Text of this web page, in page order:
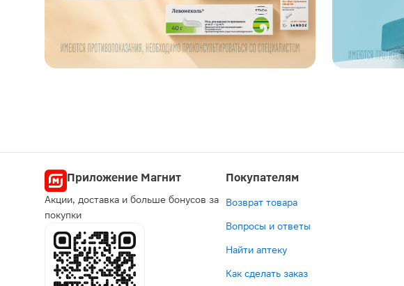
Приложение Магнит
Акции, доставка и больше бонусов за
покупки
Покупателям
Возврат товара
Вопросы и ответы
Найти аптеку
Как сделать заказ